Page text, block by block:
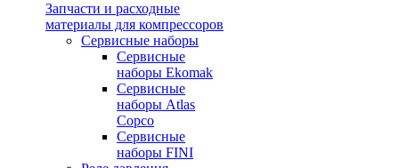
Запчасти и расходные
материалы для компрессоров
Cервисные наборы
Сервисные
наборы Ekomak
Cервисные
наборы Atlas
Copco
Сервисные
наборы FINI